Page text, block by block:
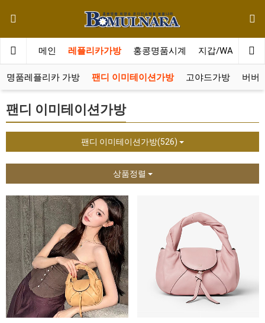
메인 레플리카가방 홍콩명품시계 지갑/WALLET
명품레플리카 가방 팬디 이미테이션가방 고야드가방 버버
팬디 이미테이션가방
팬디 이미테이션가방(526)
상품정렬